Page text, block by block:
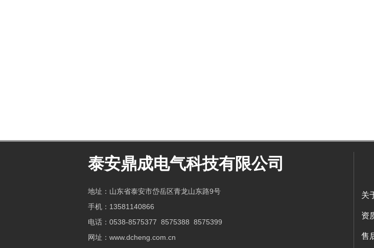
泰安鼎成电气科技有限公司
地址：山东省泰安市岱岳区青龙山东路9号
手机：13581140866
电话： 0538-8575377 8575388 8575399
网址：www.dcheng.com.cn
关
资
售